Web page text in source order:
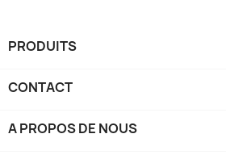
PRODUITS
CONTACT
A PROPOS DE NOUS